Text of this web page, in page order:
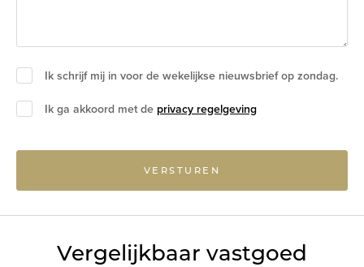
Ik schrijf mij in voor de wekelijkse nieuwsbrief op zondag.
Ik ga akkoord met de privacy regelgeving
VERSTUREN
Vergelijkbaar vastgoed